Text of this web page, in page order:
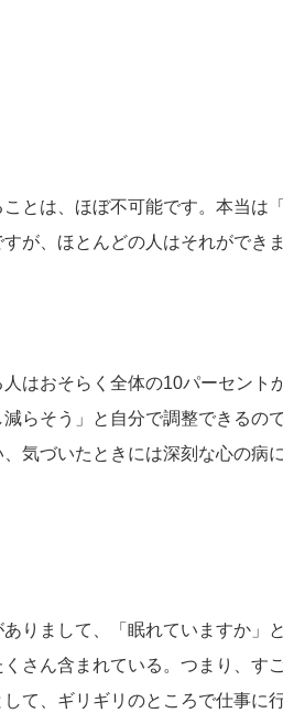
とは、ほぼ不可能です。本当は
が、ほとんどの人はそれができま
はおそらく全体の10パーセント
らそう」と自分で調整できるの
気づいたときには深刻な心の病
りまして、「眠れていますか」
さん含まれている。つまり、す
て、ギリギリのところで仕事に